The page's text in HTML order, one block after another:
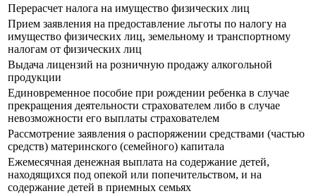
Перерасчет налога на имущество физических лиц
Прием заявления на предоставление льготы по налогу на
имущество физических лиц, земельному и транспортному
налогам от физических лиц
Выдача лицензий на розничную продажу алкогольной
продукции
Единовременное пособие при рождении ребенка в случае
прекращения деятельности страхователем либо в случае
невозможности его выплаты страхователем
Рассмотрение заявления о распоряжении средствами (частью
средств) материнского (семейного) капитала
Ежемесячная денежная выплата на содержание детей,
находящихся под опекой или попечительством, и на
содержание детей в приемных семьях